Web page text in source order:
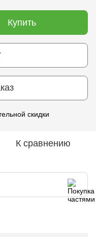
Купить
скидки
К сравнению